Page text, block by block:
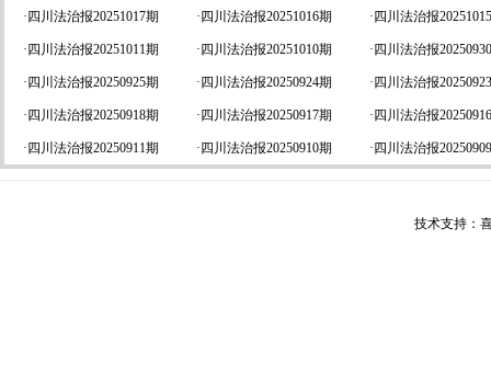
· 四川法治报20251017期 · 四川法治报20251016期 · 四川法治报
· 四川法治报20251011期 · 四川法治报20251010期 · 四川法治报
· 四川法治报20250925期 · 四川法治报20250924期 · 四川法治报
· 四川法治报20250918期 · 四川法治报20250917期 · 四川法治报
· 四川法治报20250911期 · 四川法治报20250910期 · 四川法治报
技术支持：